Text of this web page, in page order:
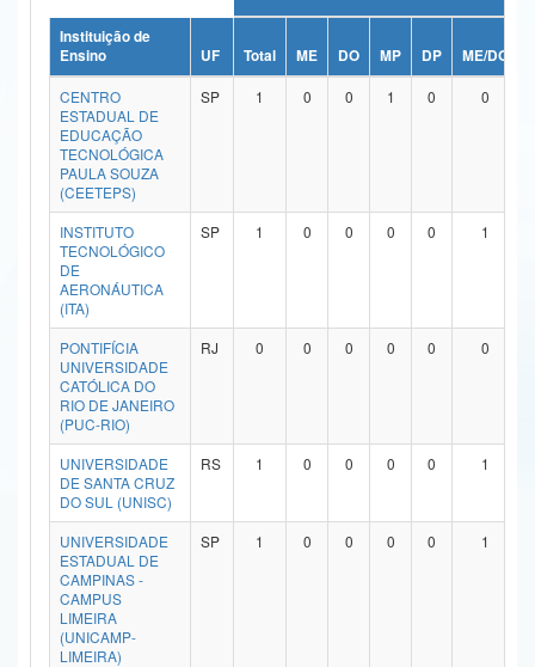
Ministério da Ciência, Tecnologia, Inovações e Comunicações
Ministério do Meio Ambiente
Ministério do Turismo
Ministério do Desenvolvimento Regional
Ministério da Mulher, da Família e dos Direitos Humanos
Secretaria-Geral
Secretaria de Governo
Gabinete de Segurança Institucional
Advocacia-Geral da União
Banco Central do Brasil
Instituição de
Ensino
UF Total ME DO MP DP ME/DO
CENTRO
ESTADUAL DE
EDUCAÇÃO
TECNOLÓGICA
PAULA SOUZA
(CEETEPS)
SP 1 0 0 1 0 0
INSTITUTO
TECNOLÓGICO
DE
AERONÁUTICA
(ITA)
SP 1 0 0 0 0 1
PONTIFÍCIA
UNIVERSIDADE
CATÓLICA DO
RIO DE JANEIRO
(PUC-RIO)
RJ 0 0 0 0 0 0
UNIVERSIDADE
DE SANTA CRUZ
DO SUL (UNISC)
RS 1 0 0 0 0 1
UNIVERSIDADE
ESTADUAL DE
CAMPINAS -
CAMPUS
LIMEIRA
(UNICAMP-
LIMEIRA)
SP 1 0 0 0 0 1